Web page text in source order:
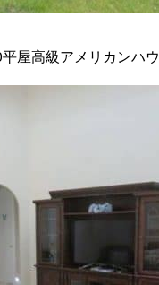
屋高級アメリカンハ